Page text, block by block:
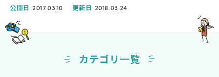
公開日 2017.03.10 更新日 2018.03.24
カテゴリ一覧